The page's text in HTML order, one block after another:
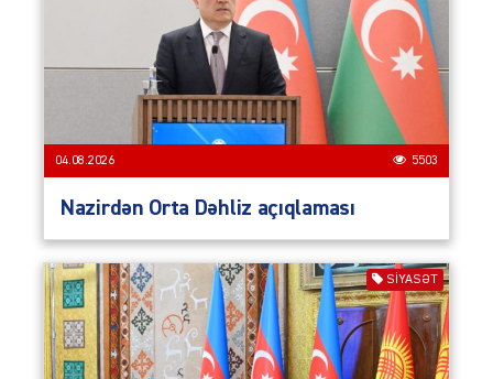
04.08.2026 5503
Nazirdən Orta Dəhliz açıqlaması
SIYASƏT